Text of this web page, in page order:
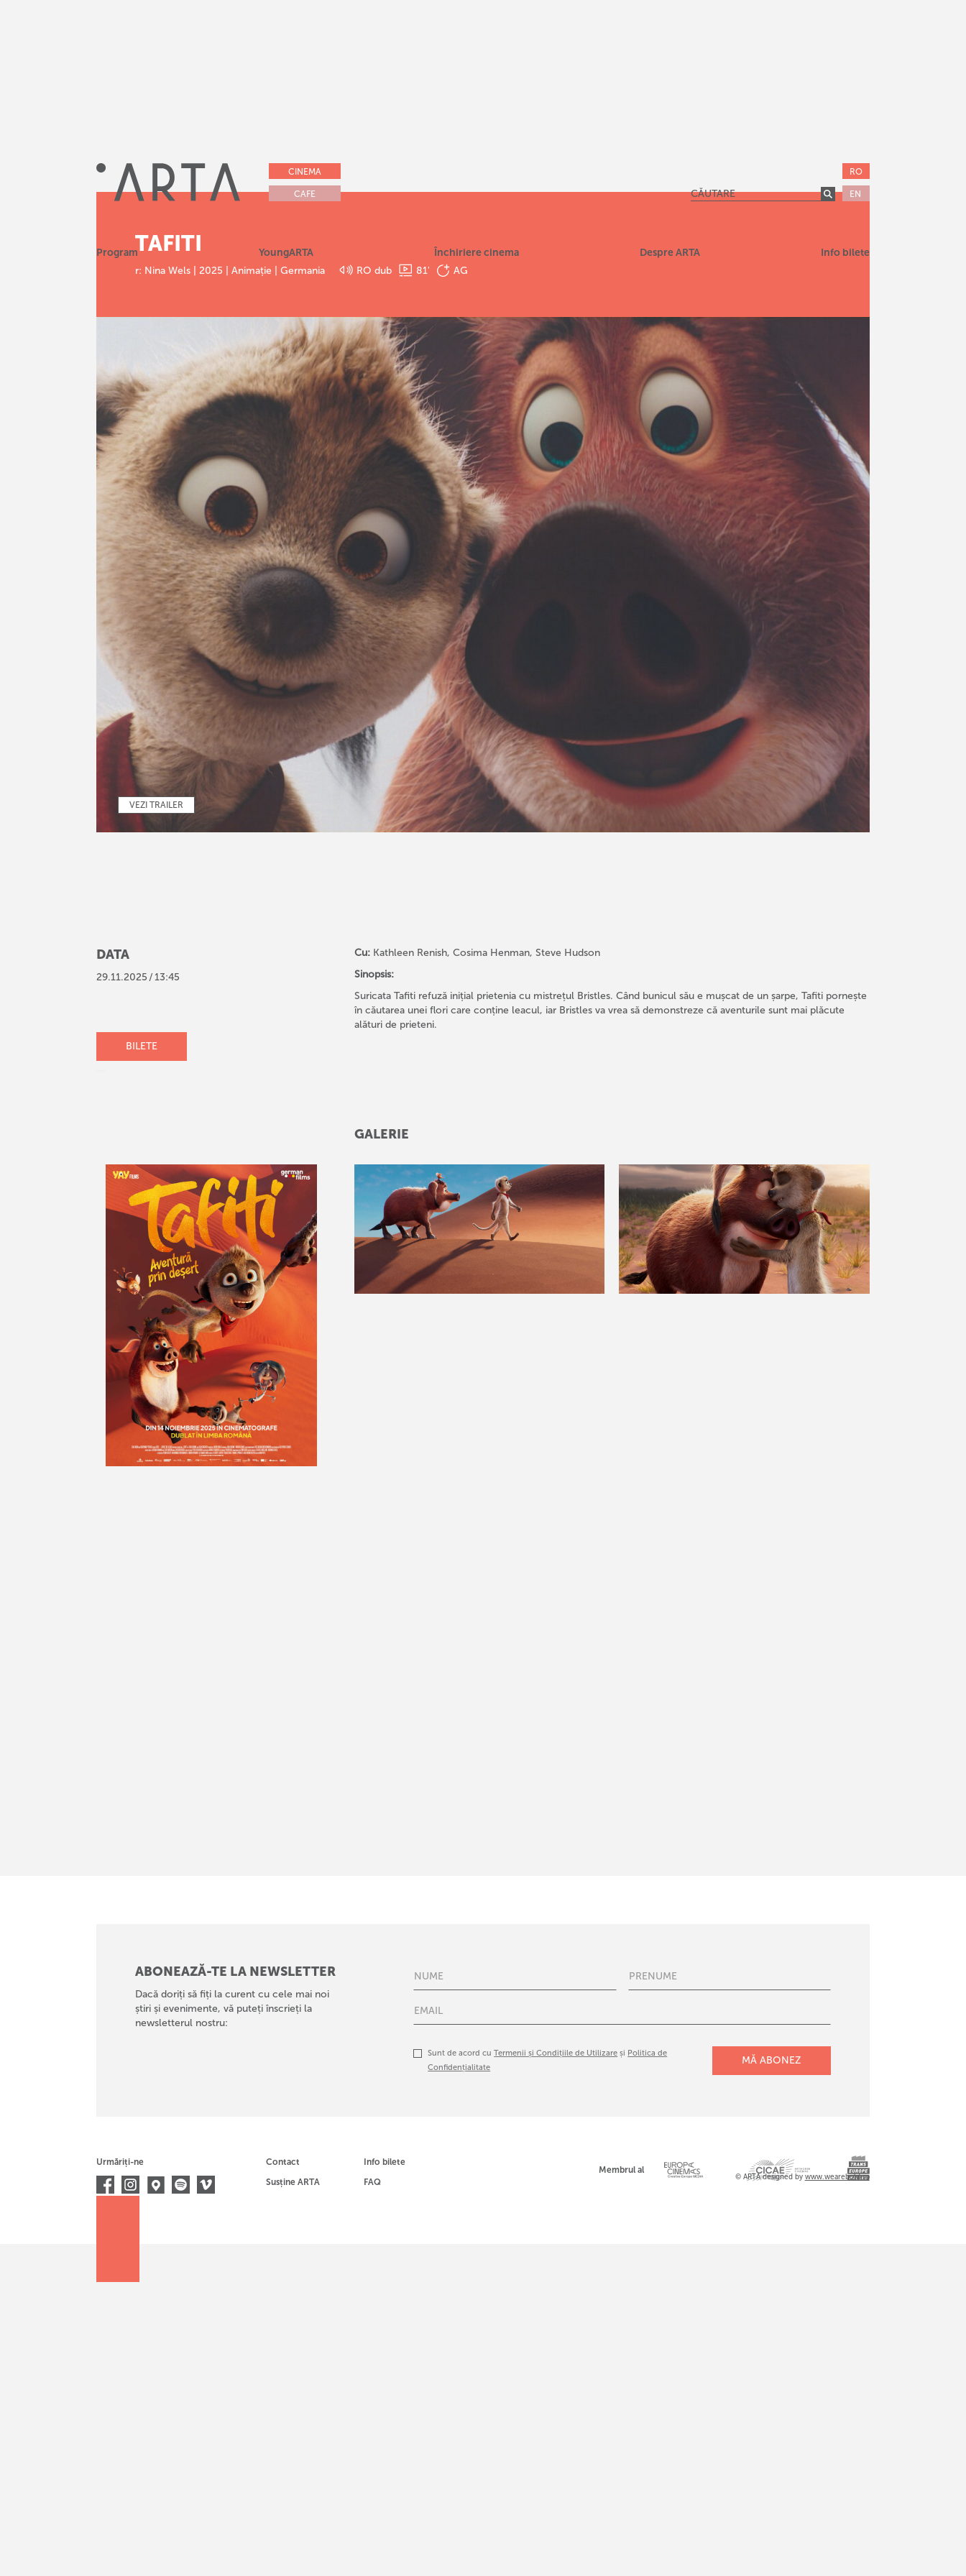
CINEMA
CAFE
RO
EN
Program YoungARTA Închiriere cinema Despre ARTA Info bilete
TAFITI
r: Nina Wels | 2025 | Animație | Germania RO dub 81' AG
VEZI TRAILER
DATA
29.11.2025 /13:45
BILETE
Cu:Kathleen Renish, Cosima Henman, Steve Hudson
Sinopsis:
Suricata Tafiti refuză inițial prietenia cu mistrețul Bristles. Când bunicul său e mușcat de un șarpe, Tafiti pornește
în căutarea unei flori care conține leacul, iar Bristles va vrea să demonstreze că aventurile sunt mai plăcute
alături de prieteni.
GALERIE
ABONEAZĂ-TE LA NEWSLETTER
Dacă doriți să fiți la curent cu cele mai noi
știri și evenimente, vă puteți înscrieți la
newsletterul nostru:
Sunt de acord cuTermenii și Condițiile de Utilizare și Politica de
Confidențialitate
Urmăriți-ne
Contact
Susține ARTA
Info bilete
FAQ
Membrul al
© ARTA designed by www.wearebold.ro